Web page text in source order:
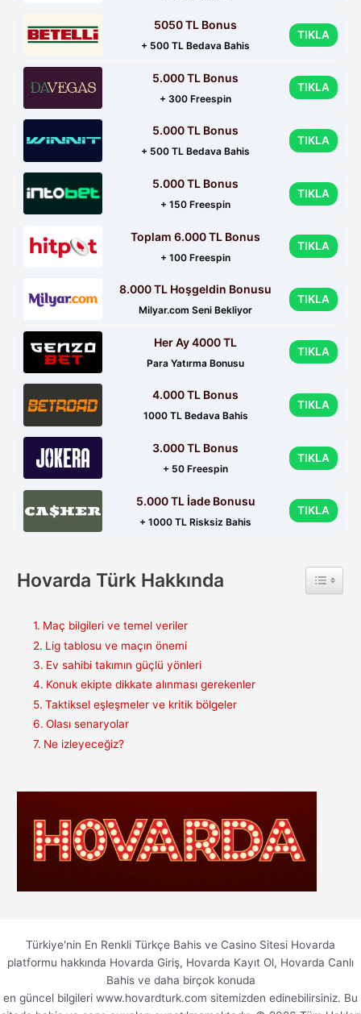
5050 TL Bonus
+ 500 TL Bedava Bahis
TIKLA
5.000 TL Bonus
+ 300 Freespin
TIKLA
5.000 TL Bonus
+ 500 TL Bedava Bahis
TIKLA
5.000 TL Bonus
+ 150 Freespin
TIKLA
Toplam 6.000 TL Bonus
+ 100 Freespin
TIKLA
8.000 TL Hoşgeldin Bonusu
Milyar.com Seni Bekliyor
TIKLA
Her Ay 4000 TL
Para Yatırma Bonusu
TIKLA
4.000 TL Bonus
1000 TL Bedava Bahis
TIKLA
3.000 TL Bonus
+ 50 Freespin
TIKLA
5.000 TL İade Bonusu
+ 1000 TL Risksiz Bahis
TIKLA
Hovarda Türk Hakkında Toggle
Maç bilgileri ve temel veriler
Lig tablosu ve maçın önemi
Ev sahibi takımın güçlü yönleri
Konuk ekipte dikkate alınması gerekenler
Taktiksel eşleşmeler ve kritik bölgeler
Olası senaryolar
Ne izleyeceğiz?
Türkiye'nin En Renkli Türkçe Bahis ve Casino Sitesi Hovarda
platformu hakkında Hovarda Giriş, Hovarda Kayıt Ol, Hovarda Canlı
Bahis ve daha birçok konuda
en güncel bilgileri www.hovardturk.com sitemizden edinebilirsiniz. Bu